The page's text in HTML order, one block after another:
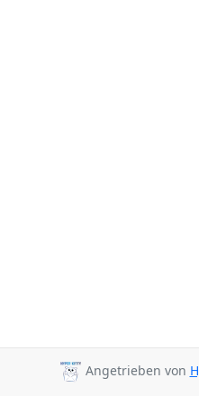
Angetrieben von